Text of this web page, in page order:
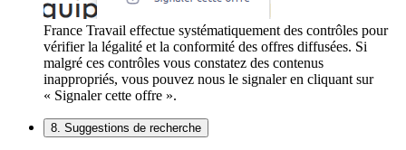
France Travail effectue systématiquement des contrôles pour
vérifier la légalité et la conformité des offres diffusées. Si
malgré ces contrôles vous constatez des contenus
inappropriés, vous pouvez nous le signaler en cliquant sur
« Signaler cette offre ».
8. Suggestions de recherche